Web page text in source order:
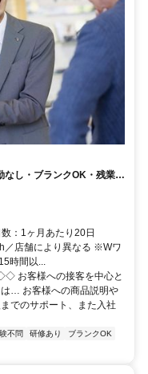
し・ブランクOK・残業少
：1ヶ月あたり20日
店舗により異なる ※Wワ
時間以...
客様への接客を中心と
… お客様への商品説明や
でのサポート、また入社
不問 研修あり
ブランクOK